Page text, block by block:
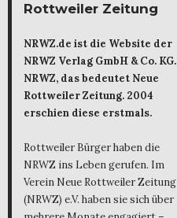
Rottweiler Zeitung
NRWZ.de ist die Website der
NRWZ Verlag GmbH & Co. KG.
NRWZ, das bedeutet Neue
Rottweiler Zeitung. 2004
erschien diese erstmals.
Rottweiler Bürger haben die
NRWZ ins Leben gerufen. Im
Verein Neue Rottweiler Zeitung
(NRWZ) e.V. haben sie sich über